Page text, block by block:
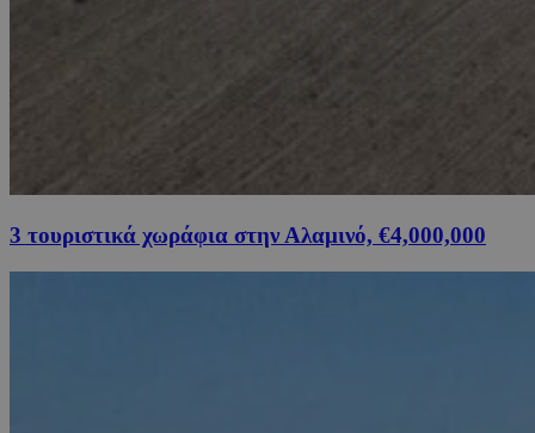
3 τουριστικά χωράφια στην Αλαμινό, €4,000,000